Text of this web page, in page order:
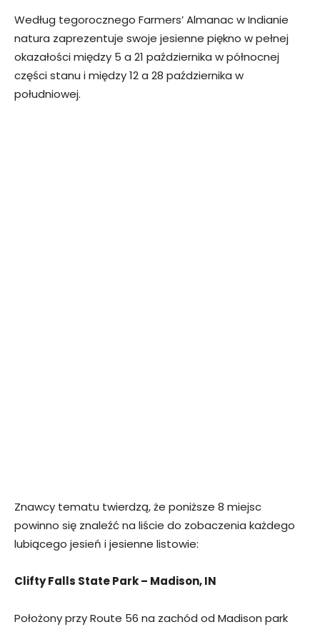
Według tegorocznego Farmers’ Almanac w Indianie
natura zaprezentuje swoje jesienne piękno w pełnej
okazałości między 5 a 21 października w północnej
części stanu i między 12 a 28 października w
południowej.
Znawcy tematu twierdzą, że poniższe 8 miejsc
powinno się znaleźć na liście do zobaczenia każdego
lubiącego jesień i jesienne listowie:
Clifty Falls State Park – Madison, IN
Położony przy Route 56 na zachód od Madison park